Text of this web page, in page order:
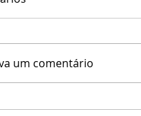
um comentário